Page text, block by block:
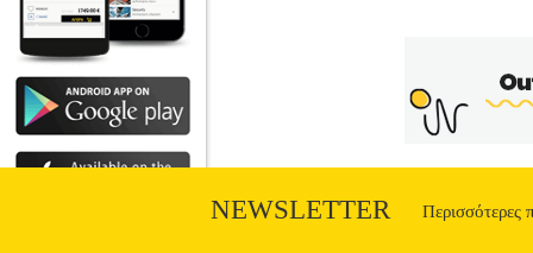
οίκος: ΤΟ ΑΝΩΝΥΜΟ ΒΙΒΛΙΟ
ΤΩΝ ΑΛΥΚΩΝ Ηλιακή αλοπηγία
θαλασσινό νερό, μέσω της ηλιακής
και η εφαρμογή της στις αλυκές, σε
χαρακτηρίζεται βιώσιμη και με
προστατεύει το φυσικό περιβάλλον
εμπλακεί σε μαθηματικές
όσους ασχολούνται με τη θεωρία
NEWSLETTER Περισσότερες